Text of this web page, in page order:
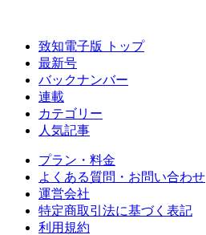
致知電子版 トップ
最新号
バックナンバー
連載
カテゴリー
人気記事
プラン・料金
よくある質問・お問い合わせ
運営会社
特定商取引法に基づく表記
利用規約